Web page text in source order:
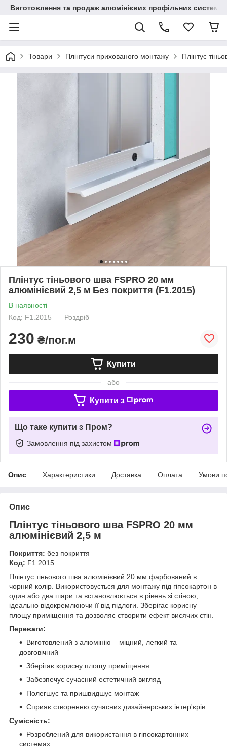
Виготовлення та продаж алюмінієвих профільних систем
Товари Плінтуси прихованого монтажу Плінтус
Плінтус тіньового шва FSPRO 20 мм
алюмінієвий 2,5 м Без покриття (F1.2015)
В наявності
Код: F1.2015
Роздріб
230 ₴/пог.м
Купити
або
Купити з
Що таке купити з Пром?
Замовлення під захистом
Опис Характеристики Доставка Оплата Умови
Опис
Плінтус тіньового шва FSPRO 20 мм
алюмінієвий 2,5 м
Покриття: без покриття
Код: F1.2015
Плінтус тіньового шва алюмінієвий 20 мм фарбований в
чорний колір. Використовується для монтажу під гіпсокартон в
один або два шари та встановлюється в рівень зі стіною,
ідеально відокремлюючи її від підлоги. Зберігає корисну
площу приміщення та дозволяє створити ефект висячих стін.
Переваги:
Виготовлений з алюмінію – міцний, легкий та
довговічний
Зберігає корисну площу приміщення
Забезпечує сучасний естетичний вигляд
Полегшує та пришвидшує монтаж
Сприяє створенню сучасних дизайнерських інтер'єрів
Сумісність:
Розроблений для використання в гіпсокартонних
системах